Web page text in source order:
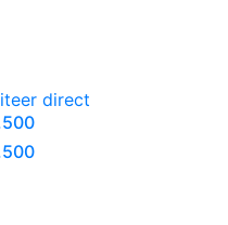
direct